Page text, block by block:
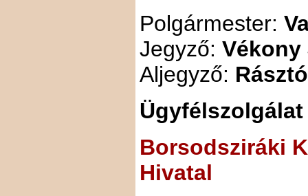
Polgármester:
Jegyző:
Aljegyző:
Ügyfélszolgálat
Borsodsziráki
Hivatal